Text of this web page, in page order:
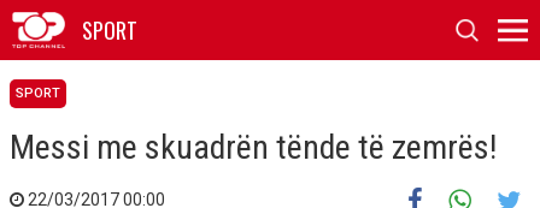
SPORT
SPORT
Messi me skuadrën tënde të zemrës!
22/03/2017 00:00